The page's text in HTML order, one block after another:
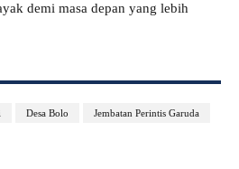
demi masa depan yang lebih
Desa Bolo Jembatan Perintis Garuda